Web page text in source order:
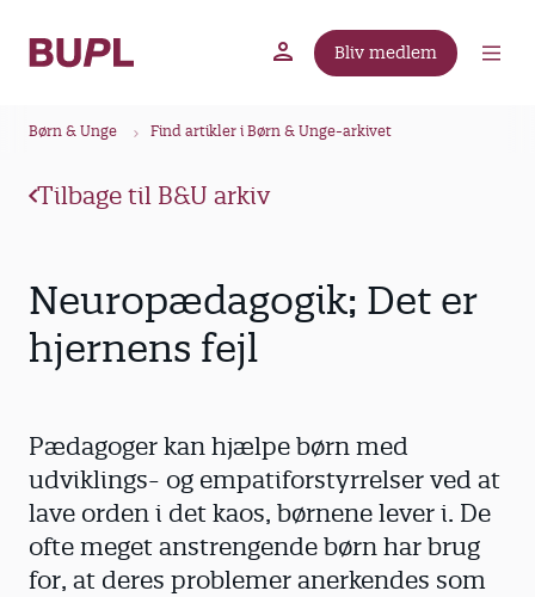
Bliv medlem
Børn & Unge Find artikler i Børn & Unge-arkivet
Tilbage til B&U arkiv
Neuropædagogik; Det er
hjernens fejl
Pædagoger kan hjælpe børn med
udviklings- og empatiforstyrrelser ved at
lave orden i det kaos, børnene lever i. De
ofte meget anstrengende børn har brug
for, at deres problemer anerkendes som